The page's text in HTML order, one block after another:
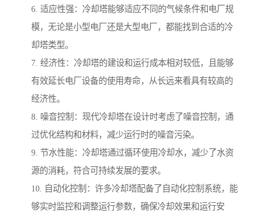
6. 适应性强：冷却塔能够适应不同的气候条件和电厂规
模，无论是小型电厂还是大型电厂，都能找到合适的冷
却塔类型。
7. 经济性：冷却塔的建设和运行成本相对较低，且能够
有效延长电厂设备的使用寿命，从长远来看具有较高的
经济性。
8. 噪音控制：现代冷却塔在设计时考虑了噪音控制，通
过优化结构和材料，减少运行时的噪音污染。
9. 节水性能：冷却塔通过循环使用冷却水，减少了水资
源的消耗，符合可持续发展的要求。
10. 自动化控制：许多冷却塔配备了自动化控制系统，能
够实时监控和调整运行参数，确保冷却效果和运行安